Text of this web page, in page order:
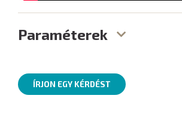
Paraméterek
ÍRJON EGY KÉRDÉST